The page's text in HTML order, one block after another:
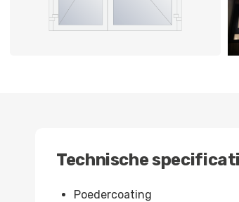
Technische
Poedercoating